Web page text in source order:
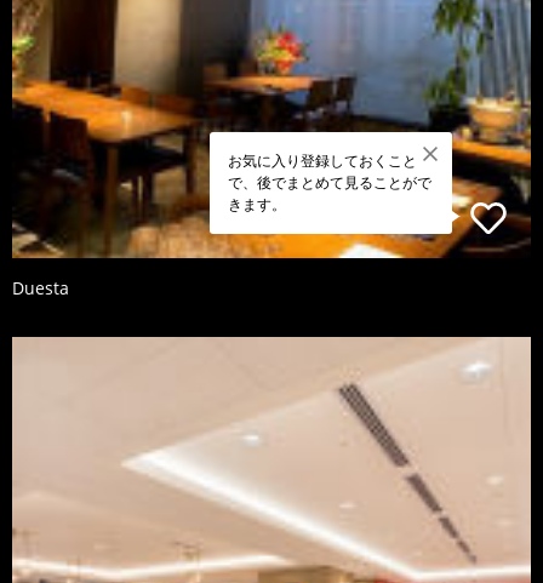
お気に入り登録しておくこと
で、後でまとめて見ることがで
きます。
Duesta